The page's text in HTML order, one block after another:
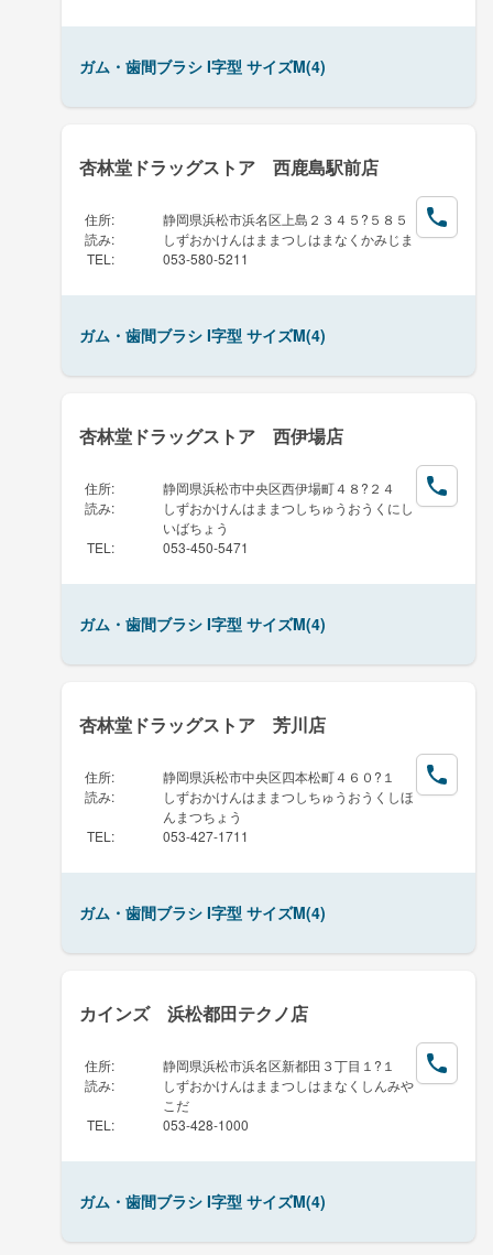
ガム・歯間ブラシ I字型 サイズM(4)
杏林堂ドラッグストア 西鹿島駅前店
住所:
静岡県浜松市浜名区上島２３４５?５８５
読み:
しずおかけんはままつしはまなくかみじま
TEL : 053-580-5211
ガム・歯間ブラシ I字型 サイズM(4)
杏林堂ドラッグストア 西伊場店
住所:
静岡県浜松市中央区西伊場町４８?２４
読み:
しずおかけんはままつしちゅうおうくにし
いばちょう
TEL : 053-450-5471
ガム・歯間ブラシ I字型 サイズM(4)
杏林堂ドラッグストア 芳川店
住所:
静岡県浜松市中央区四本松町４６０?１
読み:
しずおかけんはままつしちゅうおうくしほ
んまつちょう
TEL : 053-427-1711
ガム・歯間ブラシ I字型 サイズM(4)
カインズ 浜松都田テクノ店
住所:
静岡県浜松市浜名区新都田３丁目１?１
読み:
しずおかけんはままつしはまなくしんみや
こだ
TEL : 053-428-1000
ガム・歯間ブラシ I字型 サイズM(4)